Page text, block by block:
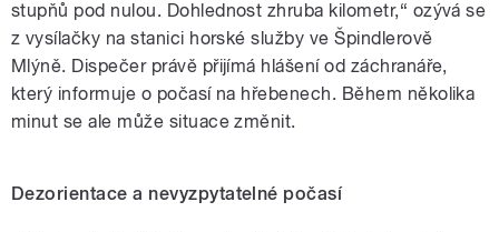
stupňů pod nulou. Dohlednost zhruba kilometr,“ ozývá se
z vysílačky na stanici horské služby ve Špindlerově
Mlýně. Dispečer právě přijímá hlášení od záchranáře,
který informuje o počasí na hřebenech. Během několika
minut se ale může situace změnit.
Dezorientace a nevyzpytatelné počasí